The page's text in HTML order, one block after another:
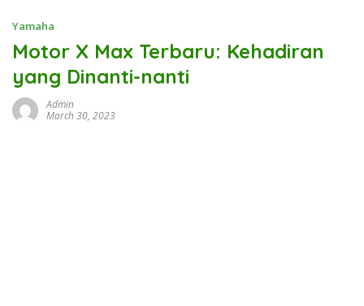
Yamaha
Motor X Max Terbaru: Kehadiran
yang Dinanti-nanti
Admin
March 30, 2023